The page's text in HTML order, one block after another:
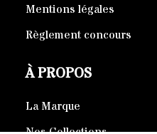
Mentions légales
Règlement concours
À PROPOS
La Marque